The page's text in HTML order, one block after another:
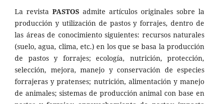
La revista PASTOS admite artículos originales sobre la
producción y utilización de pastos y forrajes, dentro de
las áreas de conocimiento siguientes: recursos naturales
(suelo, agua, clima, etc.) en los que se basa la producción
de pastos y forrajes; ecología, nutrición, protección,
selección, mejora, manejo y conservación de especies
forrajeras y pratenses; nutrición, alimentación y manejo
de animales; sistemas de producción animal con base en